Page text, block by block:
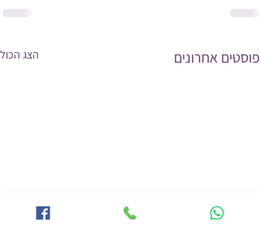
פוסטים אחרונים הצג הכול